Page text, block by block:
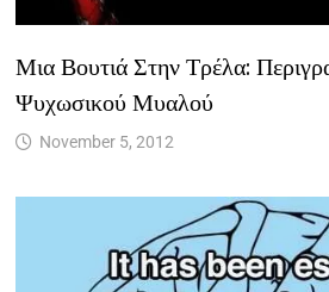
Μια Βουτιά Στην Τρέλα:
Ψυχωσικού Μυαλού
November 5, 2012